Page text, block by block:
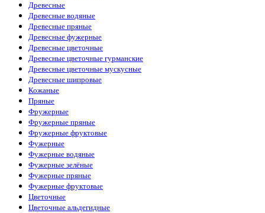
Древесные
Древесные водяные
Древесные пряные
Древесные фужерные
Древесные цветочные
Древесные цветочные гурманские
Древесные цветочные мускусные
Древесные шипровые
Кожаные
Пряные
Фружерные
Фружерные пряные
Фружерные фруктовые
Фужерные
Фужерные водяные
Фужерные зелёные
Фужерные пряные
Фужерные фруктовые
Цветочные
Цветочные альдегидные